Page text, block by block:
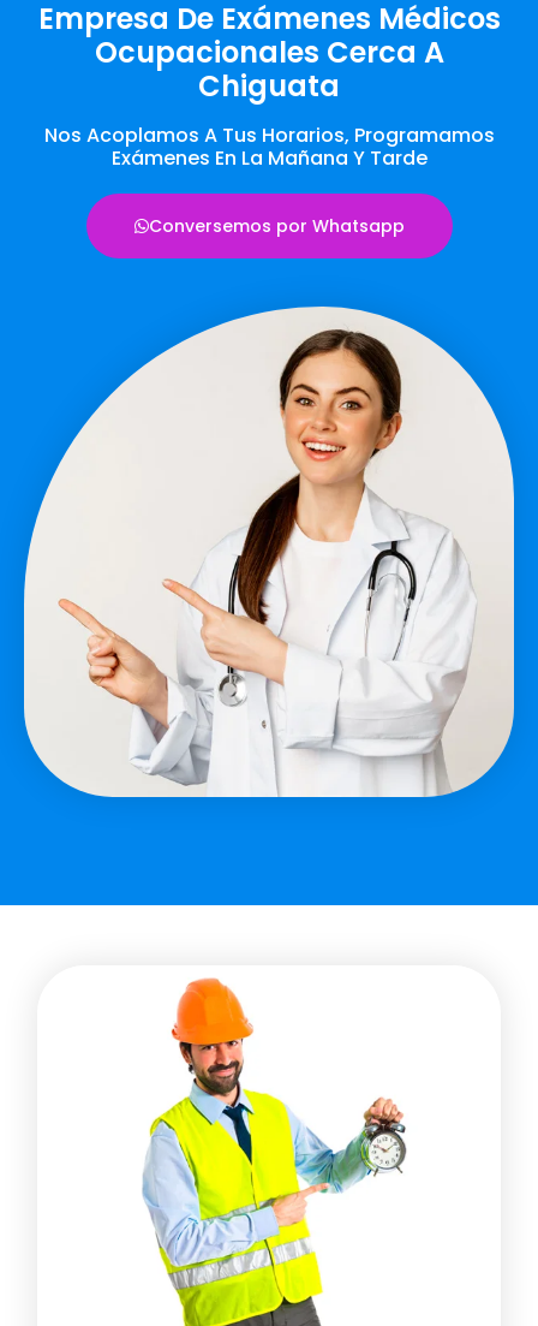
Empresa De Exámenes Médicos
Ocupacionales Cerca A
Chiguata
Nos Acoplamos A Tus Horarios, Programamos
Exámenes En La Mañana Y Tarde
Conversemos por Whatsapp